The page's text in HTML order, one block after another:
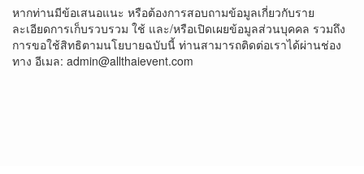
หากท่านมีข้อเสนอแนะ หรือต้องการสอบถามข้อมูลเกี่ยวกับราย
ละเอียดการเก็บรวบรวม ใช้ และ/หรือเปิดเผยข้อมูลส่วนบุคคล รวมถึง
การขอใช้สิทธิตามนโยบายฉบับนี้ ท่านสามารถติดต่อเราได้ผ่านช่อง
ทาง อีเมล: admin@allthaievent.com